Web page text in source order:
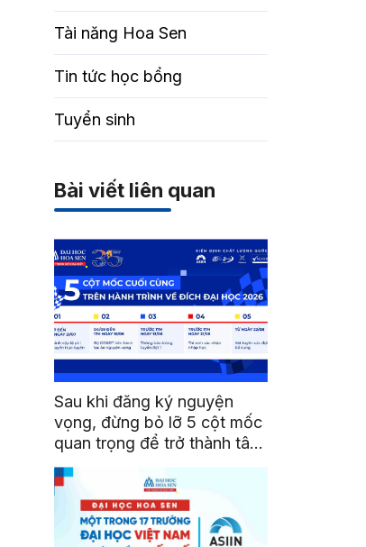
Tài năng Hoa Sen
Tin tức học bổng
Tuyển sinh
Bài viết liên quan
Sau khi đăng ký nguyện
vọng, đừng bỏ lỡ 5 cột mốc
quan trọng để trở thành tân
sinh viên HSU